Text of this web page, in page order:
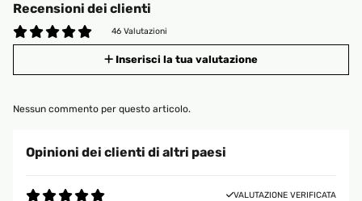
Recensioni dei clienti
46 Valutazioni
Inserisci la tua valutazione
Nessun commento per questo articolo.
Opinioni dei clienti di altri paesi
VALUTAZIONE VERIFICATA